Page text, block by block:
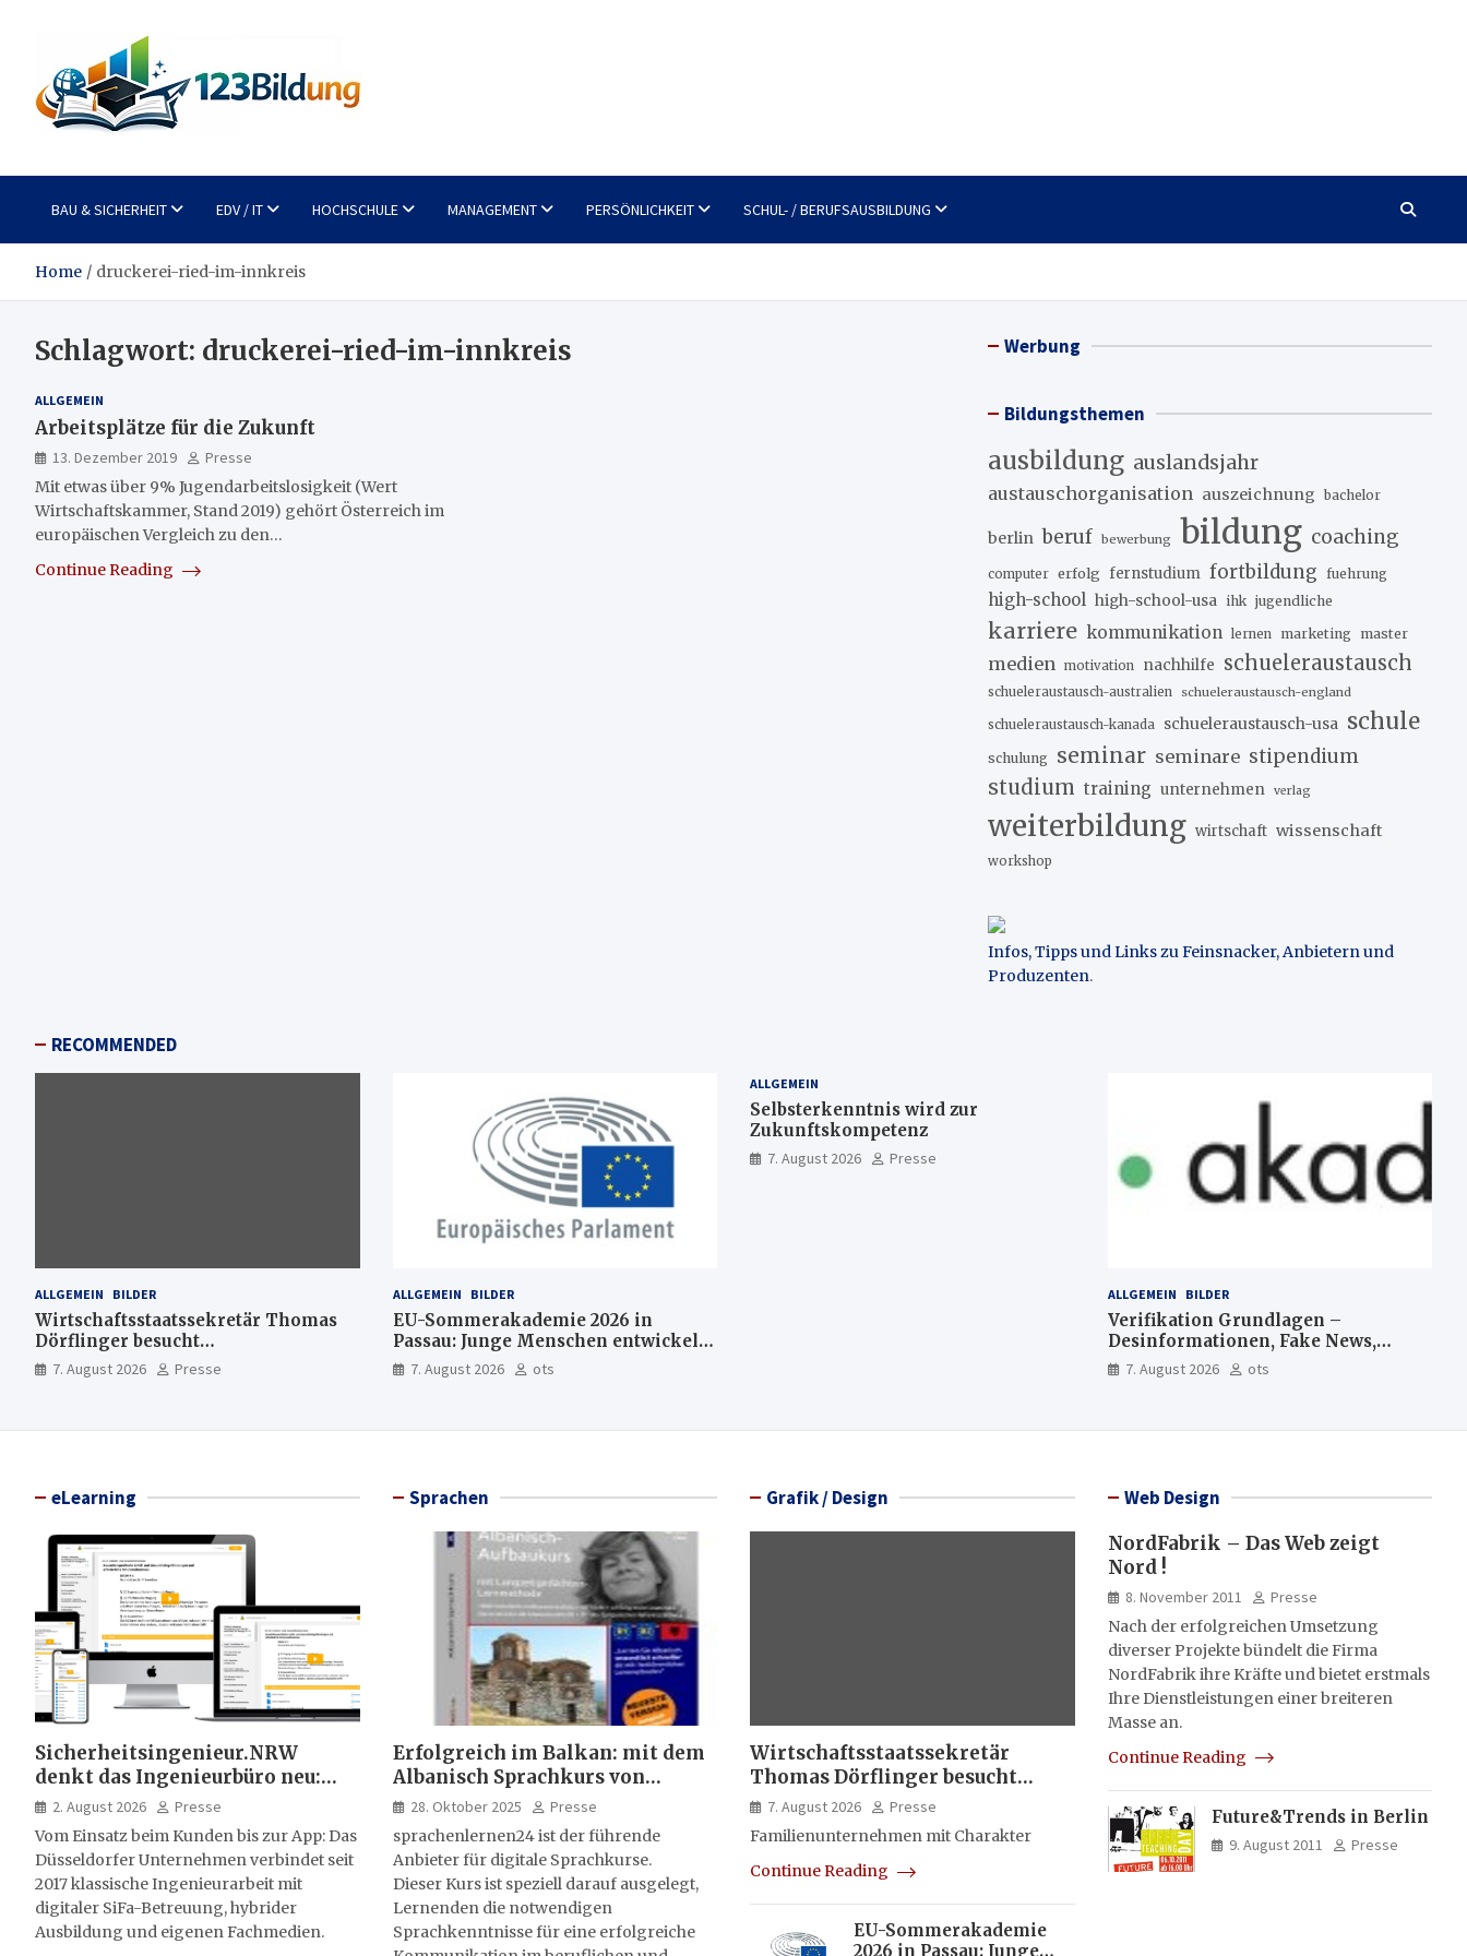
123Bildung
BAU & SICHERHEIT EDV / IT HOCHSCHULE MANAGEMENT PERSÖNLICHKEIT SCHUL- / BERUFSAUSBILDUNG
Home druckerei-ried-im-innkreis
Schlagwort: druckerei-ried-im-innkreis
ALLGEMEIN
Arbeitsplätze für die Zukunft
13. Dezember 2019
Presse
Mit etwas über 9% Jugendarbeitslosigkeit (Wert
Wirtschaftskammer, Stand 2019) gehört Österreich im
europäischen Vergleich zu den…
Continue Reading
Werbung
Bildungsthemen
ausbildung auslandsjahr
austauschorganisation auszeichnung bachelor
berlin beruf bewerbung bildung coaching
computer erfolg fernstudium fortbildung fuehrung
high-school high-school-usa ihk jugendliche
karriere kommunikation lernen marketing master
medien motivation nachhilfe schueleraustausch
schueleraustausch-australien schueleraustausch-england
schueleraustausch-kanada schueleraustausch-usa schule
schulung seminar seminare stipendium
studium training unternehmen verlag
weiterbildung wirtschaft wissenschaft
workshop
Infos, Tipps und Links zu Feinsnacker, Anbietern und
Produzenten.
RECOMMENDED
ALLGEMEIN BILDER
Wirtschaftsstaatssekretär Thomas
Dörflinger besucht
Handwerksbetrieb im
Kammerbezirk Freiburg
7. August 2026 Presse
ALLGEMEIN BILDER
EU-Sommerakademie 2026 in
Passau: Junge Menschen entwickeln
Ideen für Europas Zukunft
7. August 2026 ots
ALLGEMEIN
Selbsterkenntnis wird zur
Zukunftskompetenz
7. August 2026 Presse
ALLGEMEIN BILDER
Verifikation Grundlagen –
Desinformationen, Fake News,
manipulierte Inhalte | dpa-
Akademie
7. August 2026 ots
eLearning
Sicherheitsingenieur.NRW
denkt das Ingenieurbüro neu:
HSE-Beratung wird digital,
hybrid und multimedial
2. August 2026
Presse
Vom Einsatz beim Kunden bis zur App: Das
Düsseldorfer Unternehmen verbindet seit
2017 klassische Ingenieurarbeit mit
digitaler SiFa-Betreuung, hybrider
Ausbildung und eigenen Fachmedien.
Sprachen
Erfolgreich im Balkan: mit dem
Albanisch Sprachkurs von
sprachenlernen24
28. Oktober 2025
Presse
sprachenlernen24 ist der führende
Anbieter für digitale Sprachkurse.
Dieser Kurs ist speziell darauf ausgelegt,
Lernenden die notwendigen
Sprachkenntnisse für eine erfolgreiche
Grafik / Design
Wirtschaftsstaatssekretär
Thomas Dörflinger besucht
Handwerksbetrieb im
Kammerbezirk Freiburg
7. August 2026
Presse
Familienunternehmen mit Charakter
Continue Reading
EU-Sommerakademie
2026 in Passau: Junge
Web Design
NordFabrik – Das Web zeigt
Nord !
8. November 2011
Presse
Nach der erfolgreichen Umsetzung
diverser Projekte bündelt die Firma
NordFabrik ihre Kräfte und bietet erstmals
Ihre Dienstleistungen einer breiteren
Masse an.
Continue Reading
Future&Trends in Berlin
9. August 2011 Presse